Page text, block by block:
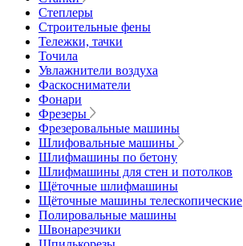
Степлеры
Строительные фены
Тележки, тачки
Точила
Увлажнители воздуха
Фаскосниматели
Фонари
Фрезеры
Фрезеровальные машины
Шлифовальные машины
Шлифмашины по бетону
Шлифмашины для стен и потолков
Щёточные шлифмашины
Щёточные машины телескопические
Полировальные машины
Швонарезчики